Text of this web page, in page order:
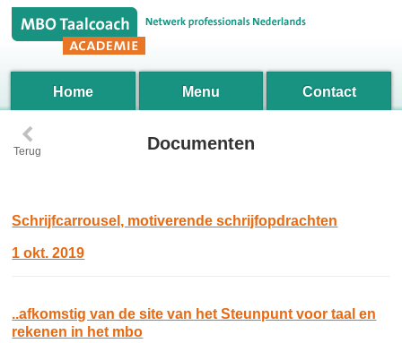
Home Menu Contact
‹
Terug Documenten
Schrijfcarrousel, motiverende schrijfopdrachten
1 okt. 2019
..afkomstig van de site van het Steunpunt voor taal en
rekenen in het mbo